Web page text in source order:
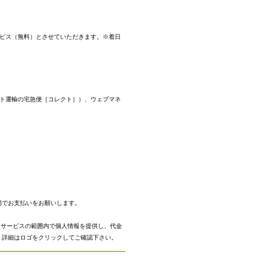
ス（無料）とさせていただきます。※着日
運輸の宅急便［コレクト］）、ウェブマネ
お支払いをお願いします。
ービスの範囲内で個人情報を提供し、代金
詳細はロゴをクリックしてご確認下さい。